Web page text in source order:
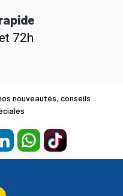
72h
nouveautés, conseils